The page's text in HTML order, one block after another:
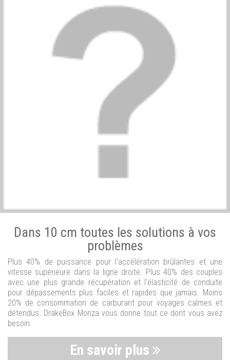
Dans 10 cm toutes les solutions à vos
problèmes
Plus 40% de puissance pour l'accélération brûlantes et une
vitesse supérieure dans la ligne droite. Plus 40% des couples
avec une plus grande récupération et l'élasticité de conduite
pour dépassements plus faciles et rapides que jamais. Moins
20% de consommation de carburant pour voyages calmes et
détendus. DrakeBox Monza vous donne tout ce dont vous avez
besoin.
En savoir plus